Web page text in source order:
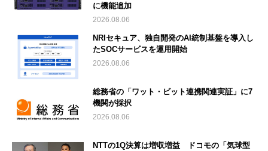
に機能追加
2026.08.06
NRIセキュア、独自開発のAI統制基盤を導入し
たSOCサービスを運用開始
2026.08.06
総務省の「ワット・ビット連携関連実証」に7
機関が採択
2026.08.06
NTTの1Q決算は増収増益 ドコモの「気球型